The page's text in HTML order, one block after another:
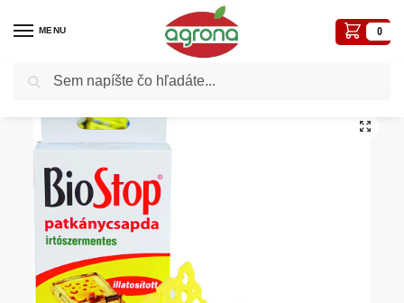
MENU 0
Domov Postreky-prípravky proti chorobám a škodcom